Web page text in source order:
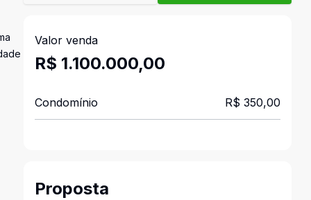
Valor venda
R$ 1.100.000,00
Condomínio R$ 350,00
Proposta